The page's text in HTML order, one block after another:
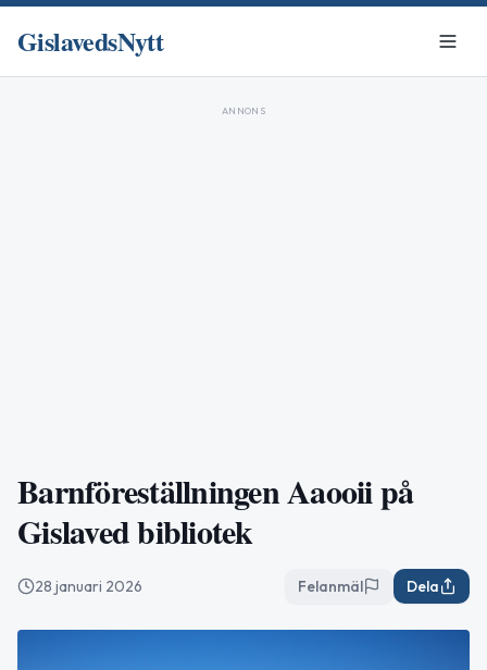
GislavedsNytt
ANNONS
Barnföreställningen Aaooii på
Gislaved bibliotek
28 januari 2026 Felanmäl Dela